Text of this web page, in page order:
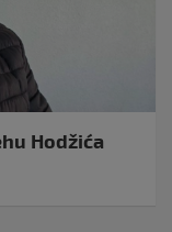
Hodžića